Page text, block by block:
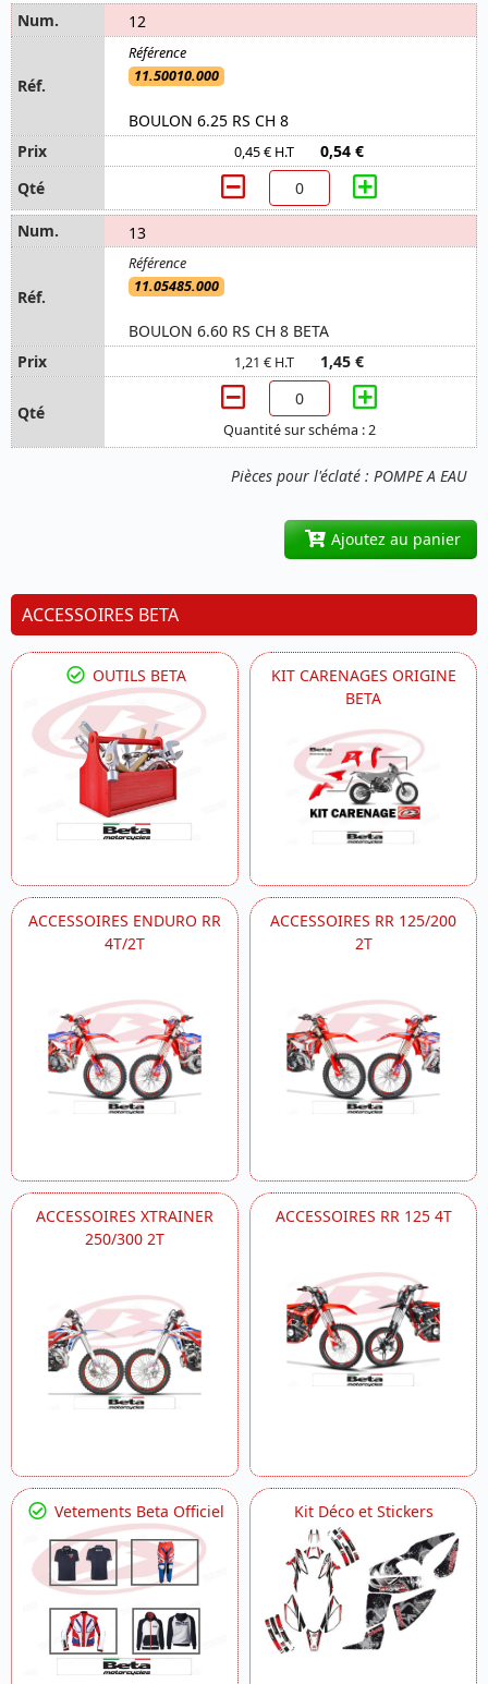
Pièces pour l'éclaté : POMPE A EAU
12
11.50010.000
BOULON 6.25 RS CH 8
0,45 € H.T 0,54 €
13
11.05485.000
BOULON 6.60 RS CH 8 BETA
1,21 € H.T 1,45 €
Quantité sur schéma : 2
Ajoutez au panier
ACCESSOIRES BETA
OUTILS BETA
KIT CARENAGES ORIGINE
BETA
ACCESSOIRES ENDURO RR
4T/2T
ACCESSOIRES RR 125/200
2T
ACCESSOIRES XTRAINER
250/300 2T
ACCESSOIRES RR 125 4T
Vetements Beta Officiel Kit Déco et Stickers